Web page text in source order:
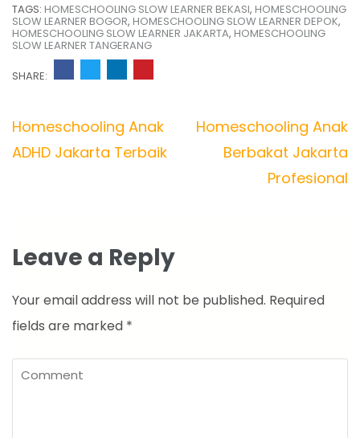
TAGS: HOMESCHOOLING SLOW LEARNER BEKASI, HOMESCHOOLING
SLOW LEARNER BOGOR, HOMESCHOOLING SLOW LEARNER DEPOK,
HOMESCHOOLING SLOW LEARNER JAKARTA, HOMESCHOOLING
SLOW LEARNER TANGERANG
SHARE:
Post
navigation
Homeschooling Anak
ADHD Jakarta Terbaik
Homeschooling Anak
Berbakat Jakarta
Profesional
Leave a Reply
Your email address will not be published. Required
fields are marked *
Comment